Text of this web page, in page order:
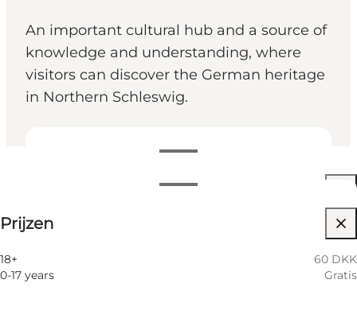
An important cultural hub and a source of
knowledge and understanding, where
visitors can discover the German heritage
in Northern Schleswig.
Openingstijden bekijken
Filteren op maand
Maandag
12 Augustus
10:00 AM–04:00 PM
Prijzen
18+
60 DKK
0-17 years
Gratis